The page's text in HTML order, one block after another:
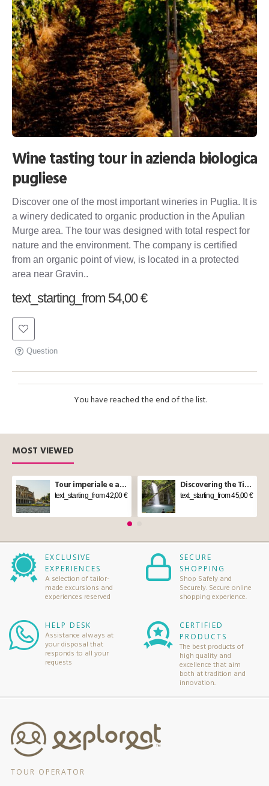
Wine tasting tour in azienda biologica
pugliese
Discover one of the most important wineries in Puglia. It is
a winery dedicated to organic production in the Apulian
Murge area. The tour was designed with total respect for
nature and the environment. The company is certified
from an organic point of view, is located in a protected
area near Gravin..
text_starting_from 54,00 €
Question
You have reached the end of the list.
MOST VIEWED
Tour imperiale e aperitivo sul Vittoriano a Roma
text_starting_from 42,00 €
Discovering the Tibetan bridge and waterfalls in Molise
text_starting_from 45,00 €
EXCLUSIVE
EXPERIENCES
A selection of tailor-
made excursions and
experiences reserved
SECURE
SHOPPING
Shop Safely and
Securely. Secure online
shopping experience.
HELP DESK
Assistance always at
your disposal that
responds to all your
requests
CERTIFIED
PRODUCTS
The best products of
high quality and
excellence that aim
both at tradition and
innovation.
TOUR OPERATOR